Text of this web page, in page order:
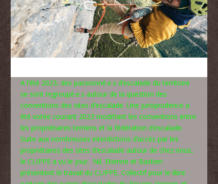
A l’été 2023, des passionné.e.s d’escalade du territoire
se sont regroupé.e.s autour de la question des
conventions des sites d’escalade. Une jurisprudence a
été votée courant 2023 modifiant les conventions entre
les propriétaires terriens et la fédération d’escalade.
Suite aux nombreuses interdictions d’accès par les
propriétaires des sites d’escalade autour de chez nous,
le CLIPPE a vu le jour. Nil, Etienne et Bastien
présentent le travail du CLIPPE, Collectif pour le libre